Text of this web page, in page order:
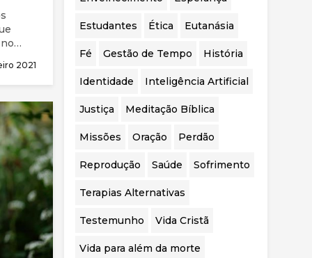
artigo
2021
Estudantes Ética Eutanásia
Fé Gestão de Tempo História
Identidade Inteligência Artificial
Justiça Meditação Bíblica
Missões Oração Perdão
Reprodução Saúde Sofrimento
Terapias Alternativas
Testemunho Vida Cristã
Vida para além da morte